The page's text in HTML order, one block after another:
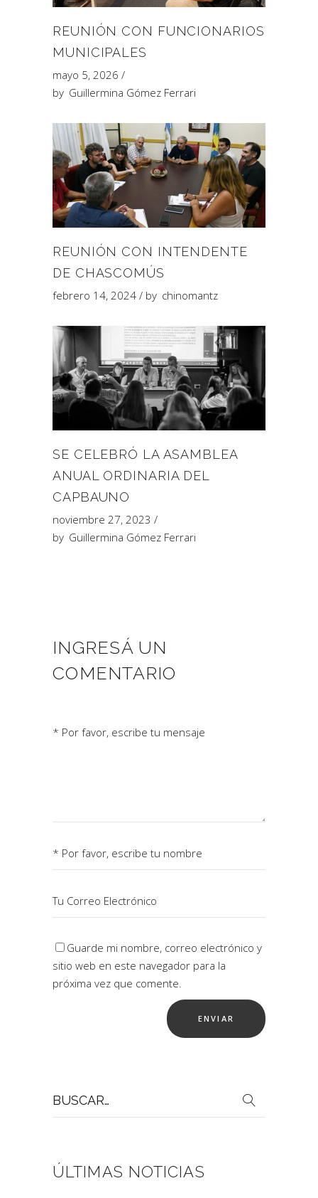
REUNIÓN CON FUNCIONARIOS
MUNICIPALES
mayo 5, 2026
by Guillermina Gómez Ferrari
REUNIÓN CON INTENDENTE
DE CHASCOMÚS
febrero 14, 2024 by chinomantz
SE CELEBRÓ LA ASAMBLEA
ANUAL ORDINARIA DEL
CAPBAUNO
noviembre 27, 2023
by Guillermina Gómez Ferrari
INGRESÁ UN
COMENTARIO
Guarde mi nombre, correo electrónico y
sitio web en este navegador para la
próxima vez que comente.
por:
ÚLTIMAS NOTICIAS